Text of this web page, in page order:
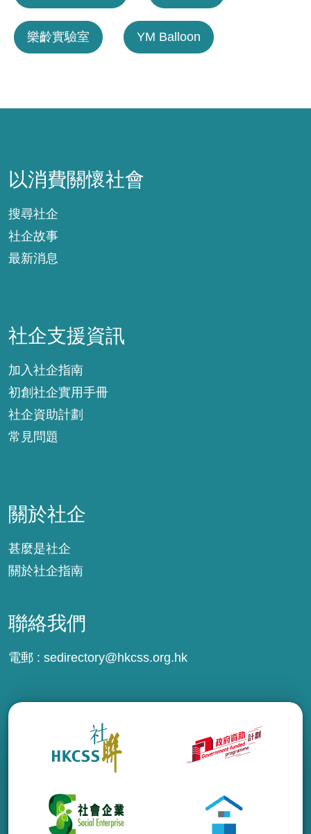
樂齡實驗室 YM Balloon
以消費關懷社會
搜尋社企
社企故事
最新消息
社企支援資訊
加入社企指南
初創社企實用手冊
社企資助計劃
常見問題
關於社企
甚麼是社企
關於社企指南
聯絡我們
電郵 : sedirectory@hkcss.org.hk